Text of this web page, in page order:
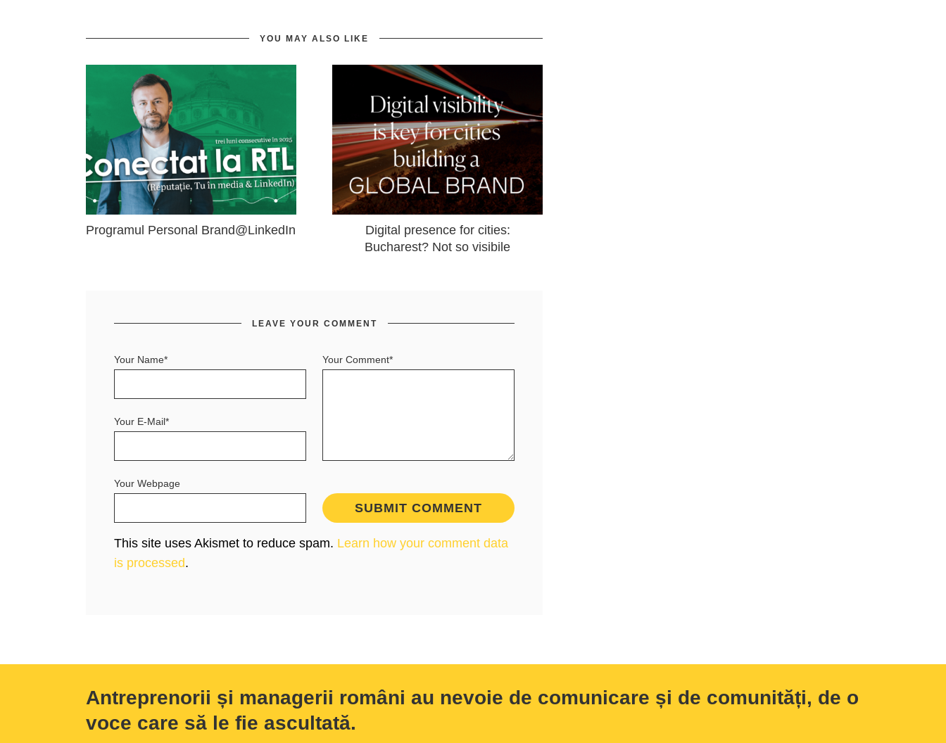
YOU MAY ALSO LIKE
Programul Personal Brand@LinkedIn
Digital presence for cities:
Bucharest? Not so visibile
LEAVE YOUR COMMENT
Your Comment*
Your Name*
Your E-Mail*
Your Webpage
This site uses Akismet to reduce spam. Learn how your comment data
is processed.
Antreprenorii și managerii români au nevoie de comunicare și de comunități, de o
voce care să le fie ascultată.